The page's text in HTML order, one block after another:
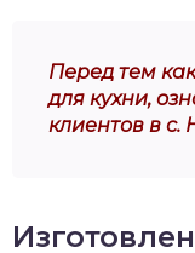
Перед тем
для кухни,
клиентов в с.